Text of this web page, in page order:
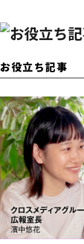
お役立ち記事